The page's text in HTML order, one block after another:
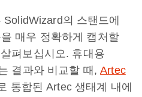
의 스탠드에
매우 정확하게 캡처할
펴보십시오. 휴대용
결과와 비교할 때,Artec
통합된 Artec 생태계 내에